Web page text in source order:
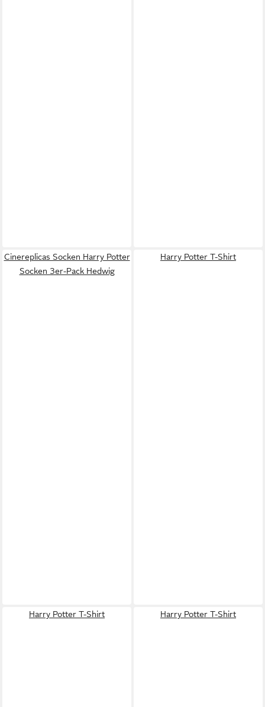
Cinereplicas Socken Harry Potter
Socken 3er-Pack Hedwig
Harry Potter T-Shirt
Harry Potter T-Shirt Harry Potter T-Shirt